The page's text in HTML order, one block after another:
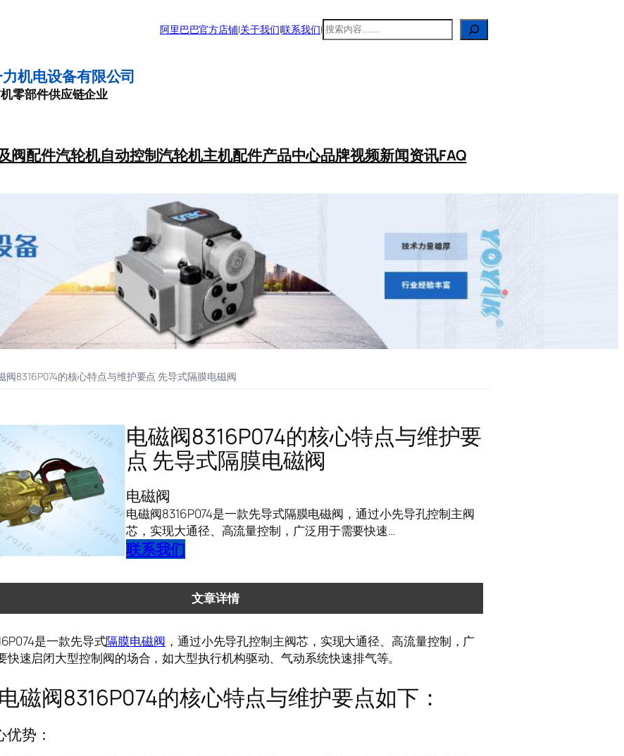
阿里巴巴官方店铺|关于我们|联系我们| 搜
机电设备有限公司
零部件供应链企业
阀配件汽轮机自动控制汽轮机主机配件产品中心品牌视频新闻资讯FAQ
阀8316P074的核心特点与维护要点 先导式隔膜电磁阀
电磁阀8316P074的核心特点与维护要
点 先导式隔膜电磁阀
电磁阀
电磁阀8316P074是一款先导式隔膜电磁阀，通过小先导孔控制主阀
芯，实现大通径、高流量控制，广泛用于需要快速…
联系我们
文章详情
是一款先导式隔膜电磁阀 ，通过小先导孔控制主阀芯，实现大通径、高流量控制，广
快速启闭大型控制阀的场合，如大型执行机构驱动、气动系统快速排气等。
阀8316P074的核心特点与维护要点如下：
势：